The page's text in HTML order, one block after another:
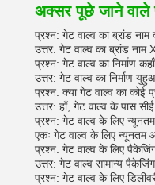
अक्सर पूछे जाने वाले
प्रश्न: गेट वाल्व का ब्रांड नाम
उत्तर: गेट वाल्व का ब्रांड
प्रश्न: गेट वाल्व का निर्माण
उत्तर: गेट वाल्व का निर्माण
प्रश्न: क्या गेट वाल्व का कोई
उत्तर: हाँ, गेट वाल्व के पास
प्रश्न: गेट वाल्व के लिए
एकः गेट वाल्व के लिए न्यूनतम
प्रश्न: गेट वाल्व के लिए
उत्तर: गेट वाल्व सामान्य
प्रश्न: गेट वाल्व के लिए